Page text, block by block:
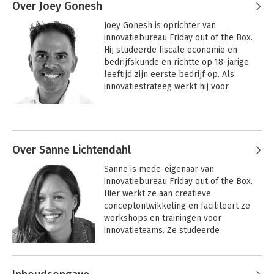
Over Joey Gonesh
Joey Gonesh is oprichter van
innovatiebureau Friday out of the Box.
Hij studeerde fiscale economie en
bedrijfskunde en richtte op 18-jarige
leeftijd zijn eerste bedrijf op. Als
innovatiestrateeg werkt hij voor
en ontwikkelen van creatieve ideeën.
Joey is gastdocent aan verschillende
universiteiten en spreekt het liefst over
creativiteit, innovatie en
ondernemerschap.
Voetbal is zijn tweede liefde. Als
DESTO in Vleuten. En van die 9-jarigen
Over Sanne Lichtendahl
Sanne is mede-eigenaar van
innovatiebureau Friday out of the Box.
Hier werkt ze aan creatieve
conceptontwikkeling en faciliteert ze
workshops en trainingen voor
innovatieteams. Ze studeerde
en ze werkte eerder als interim-